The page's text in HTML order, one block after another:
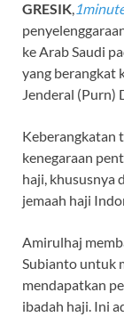
GRESIK
ke Arab Saudi
yang berangkat
Jenderal (Purn)
Keberangkatan
kenegaraan
haji, khususnya
jemaah haji
Amirulhaj
Subianto untuk
mendapatkan
ibadah haji. Ini